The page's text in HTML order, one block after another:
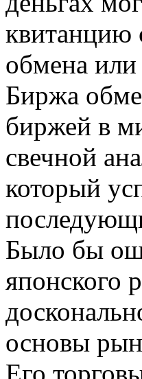
квитанцию
обмена
Биржа
биржей в
свечной
который
Было бы
японского
основы
Его